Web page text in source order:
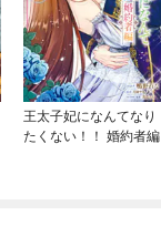
王太子妃になんてなり
たくない！！ 婚約者編